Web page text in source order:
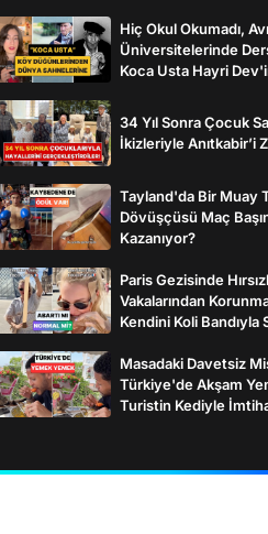
Hiç Okul Okumadı,
Üniversitelerinde
Koca Usta Hayri
34 Yıl Sonra Çocuk
İkizleriyle Anıtkabir’i
Tayland'da Bir Muay
Dövüşçüsü Maç
Kazanıyor?
Paris Gezisinde
Vakalarından
Kendini Koli Bandıyla
Masadaki Davetsiz
Türkiye'de Akşam
Turistin Kediyle